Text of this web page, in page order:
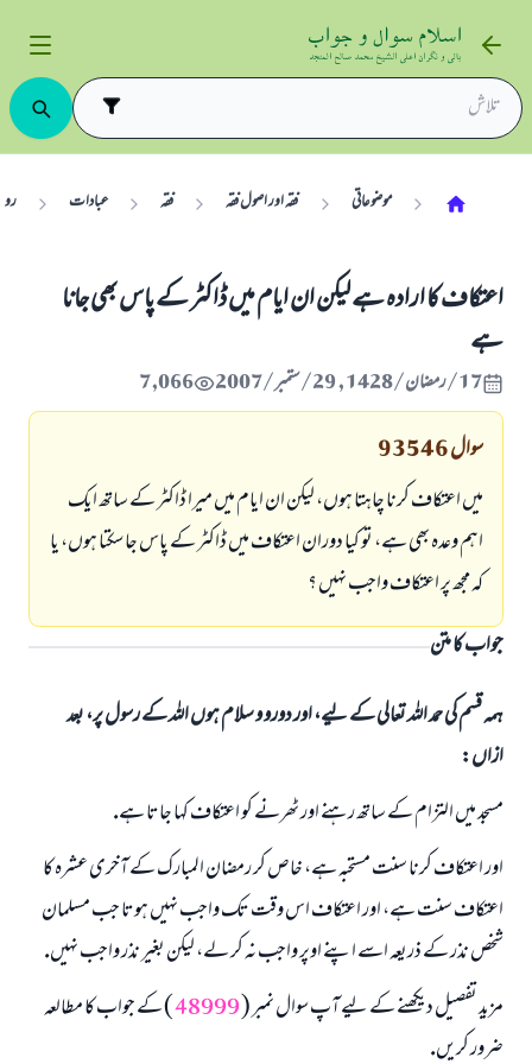
موضوعاتی فقہ اور اصول فقہ فقہ عبادات
اعتكاف كا ارادہ ہے ليكن ان ايام ميں ڈاكٹر كے پاس بھى جانا
ہے
17/رمضان/1428 , 29/ستمبر/2007 7,066
سوال93546
ميں اعتكاف كرنا چاہتا ہوں، ليكن ان ايام ميں ميرا ڈاكٹر كے ساتھ ايك
اہم وعدہ بھى ہے، تو كيا دوران اعتكاف ميں ڈاكٹر كے پاس جا سكتا ہوں، يا
كہ مجھ پر اعتكاف واجب نہيں ؟
جواب کا متن
ہمہ قسم کی حمد اللہ تعالی کے لیے، اور دورو و سلام ہوں اللہ کے رسول پر، بعد
ازاں:
مسجد ميں التزام كے ساتھ رہنے اور ٹھرنے كو اعتكاف كہا جاتا ہے.
اور اعتكاف كرنا سنت مستحبہ ہے، خاص كر رمضان المبارك كے آخرى عشرہ كا
اعتكاف سنت ہے، اور اعتكاف اس وقت تك واجب نہيں ہوتا جب مسلمان
شخص نذر كے ذريعہ اسے اپنے اوپر واجب نہ كر لے، ليكن بغير نذر واجب نہيں.
مزيد تفصيل ديكھنے كے ليے آپ سوال نمبر (48999) كے جواب كا مطالعہ
ضرور كريں.